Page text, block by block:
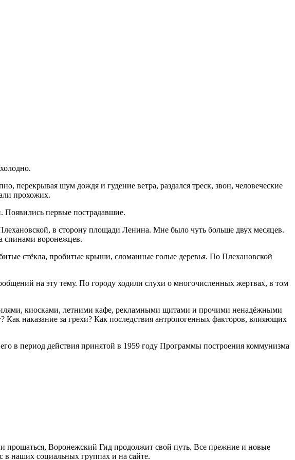
перекрывая шум дождя и гудение ветра, раздался треск, звон, человеческие
прохожих.
Появились первые пострадавшие.
в сторону площади Ленина. Мне было чуть больше двух месяцев.
спинами воронежцев.
стёкла, пробитые крыши, сломанные голые деревья. По Плехановской
на эту тему. По городу ходили слухи о многочисленных жертвах, в том
киосками, летними кафе, рекламными щитами и прочими ненадёжными
наказание за грехи? Как последствия антропогенных факторов, влияющих
в период действия принятой в 1959 году Программы построения коммунизма
Воронежский Гид продолжит свой путь. Все прежние и новые
наших социальных группах и на сайте.